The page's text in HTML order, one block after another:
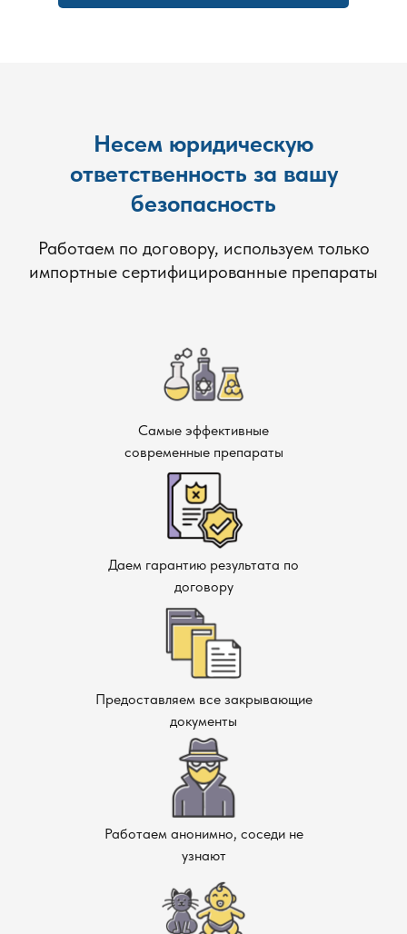
Несем юридическую
ответственность за вашу
безопасность
Работаем по договору, используем только
импортные сертифицированные препараты
Самые эффективные
современные препараты
Даем гарантию результата по
договору
Предоставляем все закрывающие
документы
Работаем анонимно, соседи не
узнают